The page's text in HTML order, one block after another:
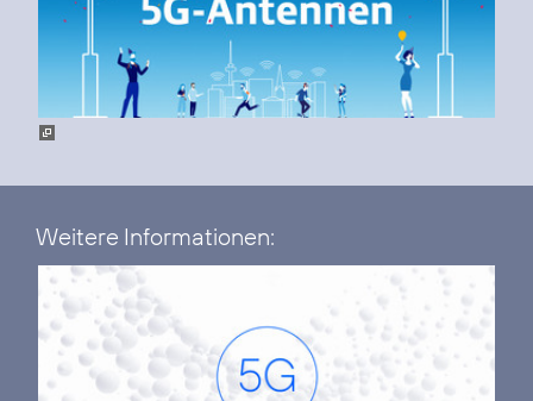
Weitere Informationen: